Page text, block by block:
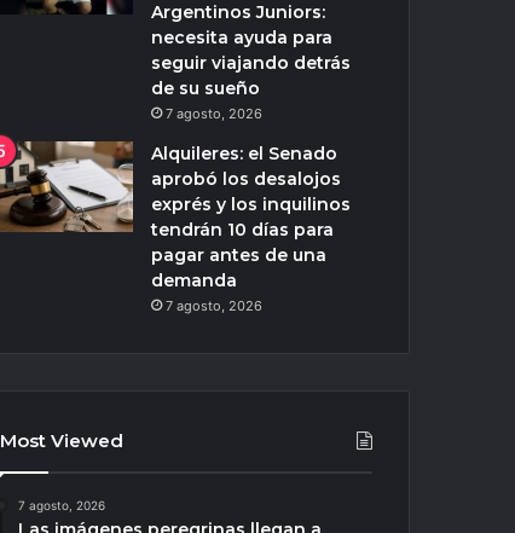
Argentinos Juniors:
necesita ayuda para
seguir viajando detrás
de su sueño
7 agosto, 2026
Alquileres: el Senado
aprobó los desalojos
exprés y los inquilinos
tendrán 10 días para
pagar antes de una
demanda
7 agosto, 2026
Most Viewed
7 agosto, 2026